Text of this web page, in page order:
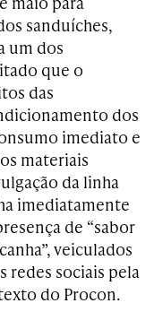
sanduíches,
um dos
que o
das
dos
imediato e
materiais
da linha
imediatamente
de “sabor
veiculados
redes sociais pela
do Procon.